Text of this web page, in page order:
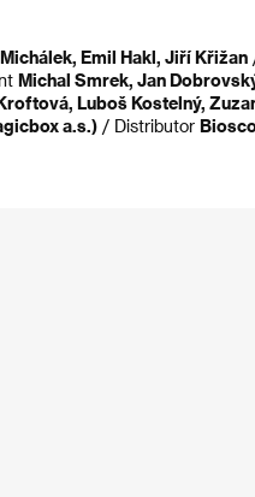
Emil Hakl, Jiří Křižan
Michal Smrek, Jan
Luboš Kostelný,
a.s.) / Distributor